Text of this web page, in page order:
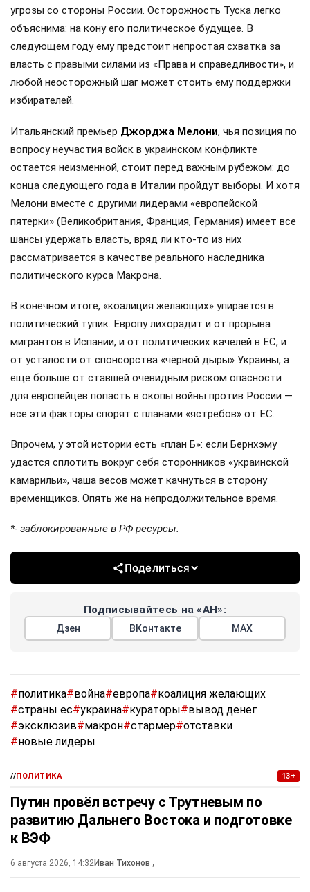
угрозы со стороны России. Осторожность Туска легко
объяснима: на кону его политическое будущее. В
следующем году ему предстоит непростая схватка за
власть с правыми силами из «Права и справедливости», и
любой неосторожный шаг может стоить ему поддержки
избирателей.
Итальянский премьер Джорджа Мелони, чья позиция по
вопросу неучастия войск в украинском конфликте
остается неизменной, стоит перед важным рубежом: до
конца следующего года в Италии пройдут выборы. И хотя
Мелони вместе с другими лидерами «европейской
пятерки» (Великобритания, Франция, Германия) имеет все
шансы удержать власть, вряд ли кто-то из них
рассматривается в качестве реального наследника
политического курса Макрона.
В конечном итоге, «коалиция желающих» упирается в
политический тупик. Европу лихорадит и от прорыва
мигрантов в Испании, и от политических качелей в ЕС, и
от усталости от спонсорства «чёрной дыры» Украины, а
еще больше от ставшей очевидным риском опасности
для европейцев попасть в окопы войны против России —
все эти факторы спорят с планами «ястребов» от ЕС.
Впрочем, у этой истории есть «план Б»: если Бернхэму
удастся сплотить вокруг себя сторонников «украинской
камарильи», чаша весов может качнуться в сторону
временщиков. Опять же на непродолжительное время.
*- заблокированные в РФ ресурсы.
Поделиться
Подписывайтесь на «АН»:
Дзен ВКонтакте МАХ
#политика#война#европа#коалиция желающих
#страны ес#украина#кураторы#вывод денег
#эксклюзив#макрон#стармер#отставки
#новые лидеры
//ПОЛИТИКА 13+
Путин провёл встречу с Трутневым по
развитию Дальнего Востока и подготовке
к ВЭФ
6 августа 2026, 14:32Иван Тихонов ,